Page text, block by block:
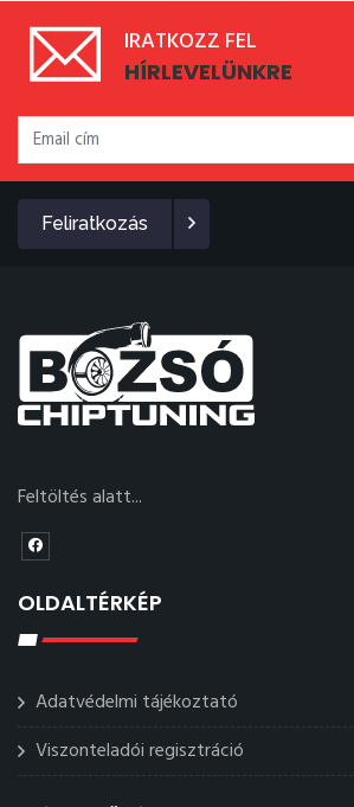
IRATKOZZ FEL
HÍRLEVELÜNKRE
Feliratkozás
Feltöltés alatt...
OLDALTÉRKÉP
Adatvédelmi tájékoztató
Viszonteladói regisztráció